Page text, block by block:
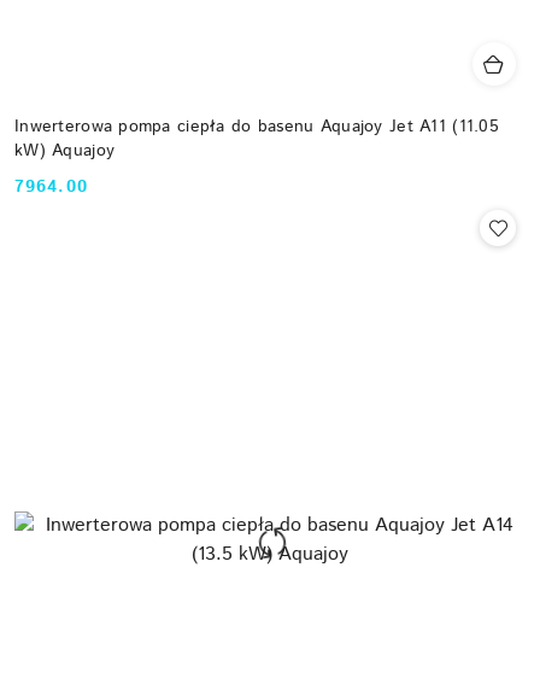
Inwerterowa pompa ciepła do basenu Aquajoy Jet A11 (11.05
kW) Aquajoy
Cena:
7964.00